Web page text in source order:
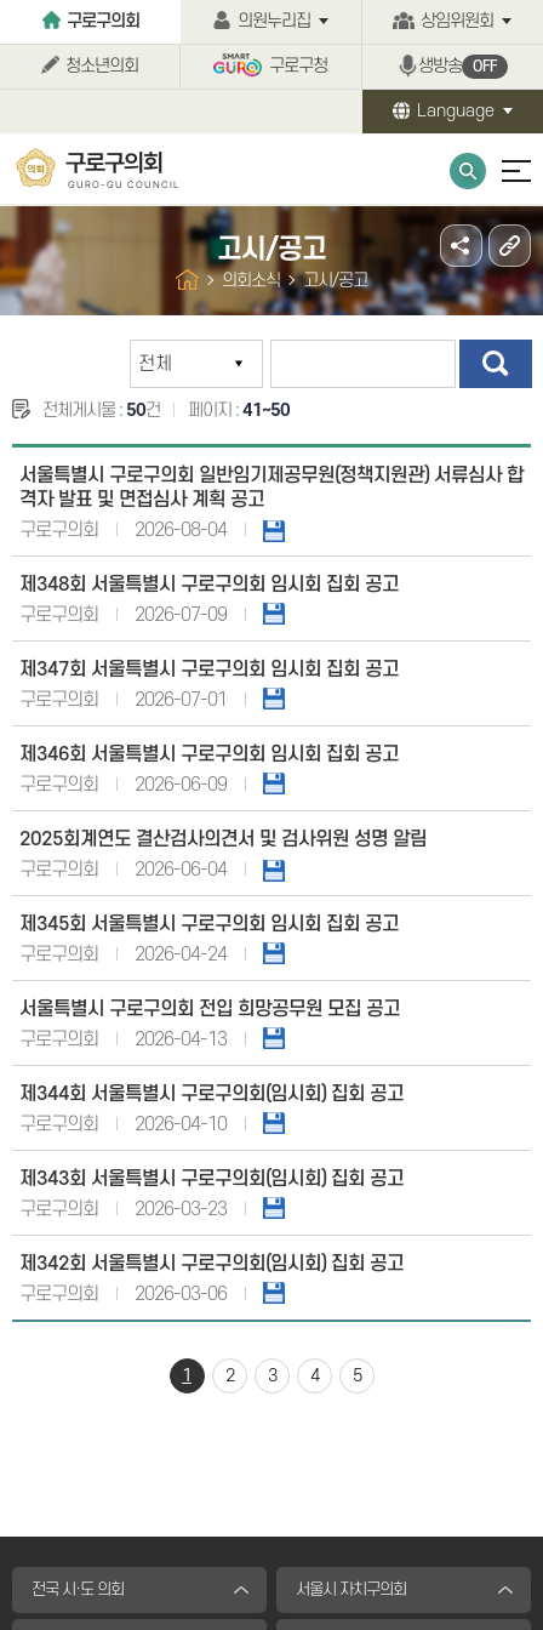
본문바로가기구로구의회 의원누리집 상임위원회
청소년의회 구로구청 생방송 OFF
Language
구로구의회
GURO-GU COUNCIL
고시/공고
의회소식 고시/공고
전체게시물 : 50건 페이지 :41~50
서울특별시 구로구의회 일반임기제공무원(정책지원관) 서류심사 합
격자 발표 및 면접심사 계획 공고
구로구의회
2026-08-04
제348회 서울특별시 구로구의회 임시회 집회 공고
구로구의회
2026-07-09
제347회 서울특별시 구로구의회 임시회 집회 공고
구로구의회
2026-07-01
제346회 서울특별시 구로구의회 임시회 집회 공고
구로구의회
2026-06-09
2025회계연도 결산검사의견서 및 검사위원 성명 알림
구로구의회
2026-06-04
제345회 서울특별시 구로구의회 임시회 집회 공고
구로구의회
2026-04-24
서울특별시 구로구의회 전입 희망공무원 모집 공고
구로구의회
2026-04-13
제344회 서울특별시 구로구의회(임시회) 집회 공고
구로구의회
2026-04-10
제343회 서울특별시 구로구의회(임시회) 집회 공고
구로구의회
2026-03-23
제342회 서울특별시 구로구의회(임시회) 집회 공고
구로구의회
2026-03-06
1 2 3 4 5
전국 시·도 의회 서울시 자치구의회